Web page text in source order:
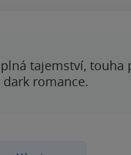
tajemství, touha
romance.